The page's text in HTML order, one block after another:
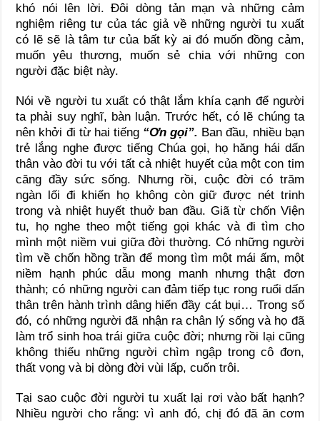
khó nói lên lời. Đôi dòng tản mạn và những cảm
nghiệm riêng tư của tác giả về những người tu xuất
có lẽ sẽ là tâm tư của bất kỳ ai đó muốn đồng cảm,
muốn yêu thương, muốn sẻ chia với những con
người đặc biệt này.
Nói về người tu xuất có thật lắm khía cạnh để người
ta phải suy nghĩ, bàn luận. Trước hết, có lẽ chúng ta
nên khởi đi từ hai tiếng “Ơn gọi”. Ban đầu, nhiều bạn
trẻ lắng nghe được tiếng Chúa gọi, họ hăng hái dấn
thân vào đời tu với tất cả nhiệt huyết của một con tim
căng đầy sức sống. Nhưng rồi, cuộc đời có trăm
ngàn lối đi khiến họ không còn giữ được nét trinh
trong và nhiệt huyết thuở ban đầu. Giã từ chốn Viện
tu, họ nghe theo một tiếng gọi khác và đi tìm cho
mình một niềm vui giữa đời thường. Có những người
tìm về chốn hồng trần để mong tìm một mái ấm, một
niềm hạnh phúc dẫu mong manh nhưng thật đơn
thành; có những người can đảm tiếp tục rong ruổi dấn
thân trên hành trình dâng hiến đầy cát bụi… Trong số
đó, có những người đã nhận ra chân lý sống và họ đã
làm trổ sinh hoa trái giữa cuộc đời; nhưng rồi lại cũng
không thiếu những người chìm ngập trong cô đơn,
thất vọng và bị dòng đời vùi lấp, cuốn trôi.
Tại sao cuộc đời người tu xuất lại rơi vào bất hạnh?
Nhiều người cho rằng: vì anh đó, chị đó đã ăn cơm